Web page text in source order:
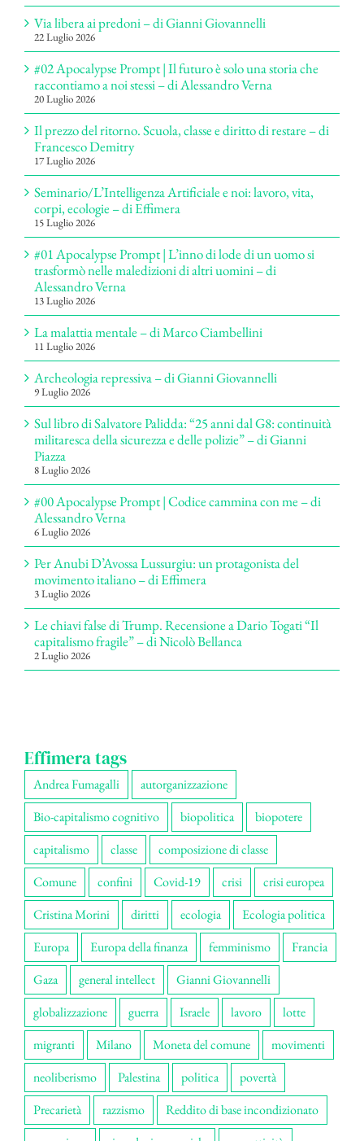
Via libera ai predoni – di Gianni Giovannelli
22 Luglio 2026
#02 Apocalypse Prompt | Il futuro è solo una storia che
raccontiamo a noi stessi – di Alessandro Verna
20 Luglio 2026
Il prezzo del ritorno. Scuola, classe e diritto di restare – di
Francesco Demitry
17 Luglio 2026
Seminario/L’Intelligenza Artificiale e noi: lavoro, vita,
corpi, ecologie – di Effimera
15 Luglio 2026
#01 Apocalypse Prompt | L’inno di lode di un uomo si
trasformò nelle maledizioni di altri uomini – di
Alessandro Verna
13 Luglio 2026
La malattia mentale – di Marco Ciambellini
11 Luglio 2026
Archeologia repressiva – di Gianni Giovannelli
9 Luglio 2026
Sul libro di Salvatore Palidda: “25 anni dal G8: continuità
militaresca della sicurezza e delle polizie” – di Gianni
Piazza
8 Luglio 2026
#00 Apocalypse Prompt | Codice cammina con me – di
Alessandro Verna
6 Luglio 2026
Per Anubi D’Avossa Lussurgiu: un protagonista del
movimento italiano – di Effimera
3 Luglio 2026
Le chiavi false di Trump. Recensione a Dario Togati “Il
capitalismo fragile” – di Nicolò Bellanca
2 Luglio 2026
Effimera tags
Andrea Fumagalli
autorganizzazione
Bio-capitalismo cognitivo
biopolitica
biopotere
capitalismo
classe
composizione di classe
Comune
confini Covid-19 crisi
crisi europea
Cristina Morini
diritti ecologia
Ecologia politica
Europa
Europa della finanza femminismo
Francia
Gaza
general intellect
Gianni Giovannelli
globalizzazione
guerra Israele lavoro
lotte
migranti
Milano Moneta del comune
movimenti
neoliberismo
Palestina politica
povertà
Precarietà
razzismo
Reddito di base incondizionato